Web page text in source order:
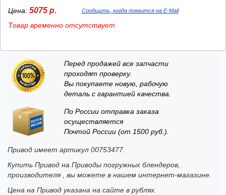
Цена: 5075 р. Сообщить, когда появится на E-Mail
Товар временно отсутствует
Перед продажей все запчасти
проходят проверку.
Вы покупаете новую, рабочую
деталь с гарантией качества.
По России отправка заказа
осуществляется
Почтой России (от 1500 руб.).
Привод имеет артикул 00753477.
Купить Привод на Приводы погружных блендеров,
производителя , вы можете в нашем интернет-магазине.
Цена на Привод указана на сайте в рублях.